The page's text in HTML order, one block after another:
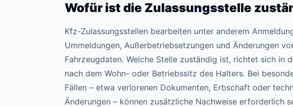
Wofür ist die Zulassungsstelle
Kfz-Zulassungsstellen bearbeiten unter anderem
Ummeldungen, Außerbetriebsetzungen und Änderungen
Fahrzeugdaten. Welche Stelle zuständig ist, richtet sich in
nach dem Wohn- oder Betriebssitz des Halters. Bei
Fällen – etwa verlorenen Dokumenten, Erbschaft oder
Änderungen – können zusätzliche Nachweise erforderlich